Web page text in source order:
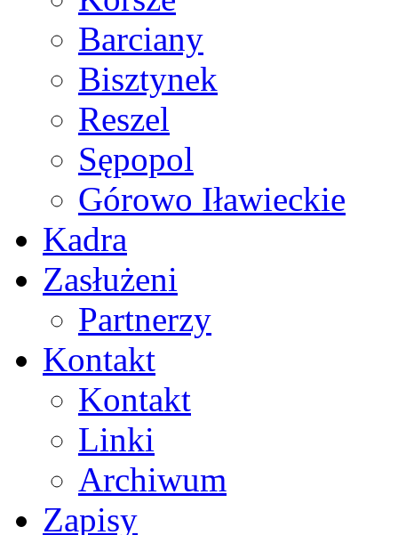
Barciany
Bisztynek
Reszel
Sępopol
Górowo Iławieckie
Kadra
Zasłużeni
Partnerzy
Kontakt
Kontakt
Linki
Archiwum
Zapisy